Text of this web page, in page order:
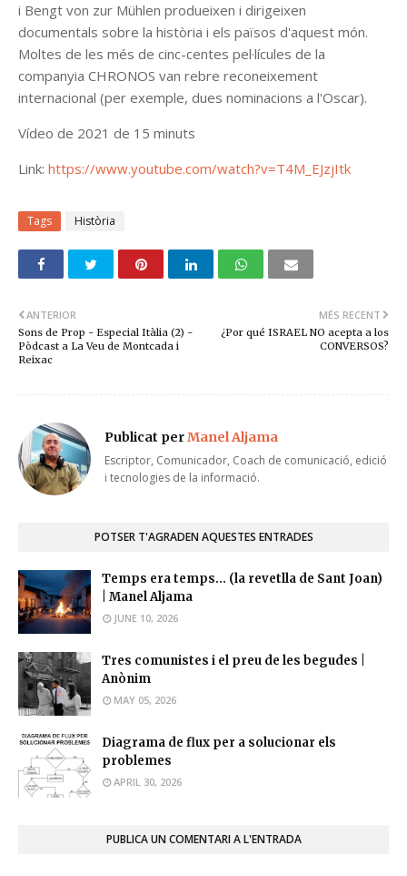
i Bengt von zur Mühlen produeixen i dirigeixen
documentals sobre la història i els països d'aquest món.
Moltes de les més de cinc-centes pel·lícules de la
companyia CHRONOS van rebre reconeixement
internacional (per exemple, dues nominacions a l'Oscar).
Vídeo de 2021 de 15 minuts
Link: https://www.youtube.com/watch?v=T4M_EJzjItk
Tags Història
MÉS RECENT
¿Por qué ISRAEL NO acepta a los
CONVERSOS?
ANTERIOR
Sons de Prop - Especial Itàlia (2) -
Pòdcast a La Veu de Montcada i
Reixac
Publicat perManel Aljama
Escriptor, Comunicador, Coach de comunicació, edició
i tecnologies de la informació.
POTSER T'AGRADEN AQUESTES ENTRADES
Temps era temps... (la revetlla de Sant Joan)
| Manel Aljama
JUNE 10, 2026
Tres comunistes i el preu de les begudes |
Anònim
MAY 05, 2026
Diagrama de flux per a solucionar els
problemes
APRIL 30, 2026
PUBLICA UN COMENTARI A L'ENTRADA